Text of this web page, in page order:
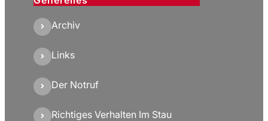
Archiv
Links
Der Notruf
Richtiges Verhalten Im Stau